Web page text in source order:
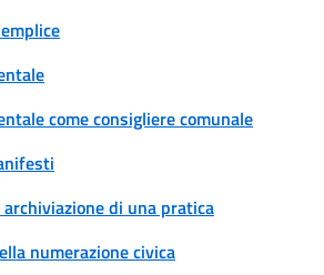
come consigliere comunale
di una pratica
numerazione civica